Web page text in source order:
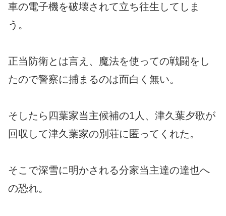
車の電子機を破壊されて立ち往生してしま
う。
正当防衛とは言え、魔法を使っての戦闘をし
たので警察に捕まるのは面白く無い。
そしたら四葉家当主候補の1人、津久葉夕歌が
回収して津久葉家の別荘に匿ってくれた。
そこで深雪に明かされる分家当主達の達也へ
の恐れ。